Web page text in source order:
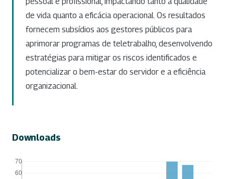
de vida quanto a eficácia operacional. Os resultados
fornecem subsídios aos gestores públicos para
aprimorar programas de teletrabalho, desenvolvendo
estratégias para mitigar os riscos identificados e
potencializar o bem-estar do servidor e a eficiência
organizacional.
Downloads